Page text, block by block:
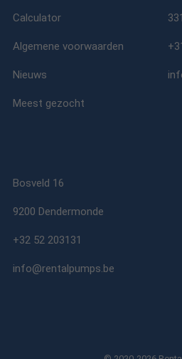
Calculator
Algemene voorwaarden
Nieuws
Meest gezocht
Bosveld 16
9200 Dendermonde
+32 52 203131
info@rentalpumps.be